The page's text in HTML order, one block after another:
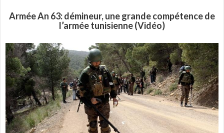
Armée An 63: démineur, une grande compétence de
l’armée tunisienne (Vidéo)